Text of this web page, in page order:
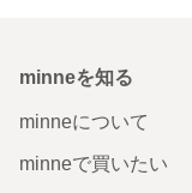
minneを知る
minneについて
minneで買いたい